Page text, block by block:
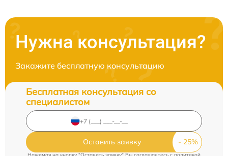
Нужна консультация?
Закажите бесплатную консультацию
Бесплатная консультация со
специалистом
Оставить заявку